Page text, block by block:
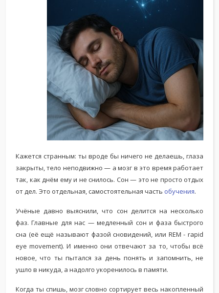
Кажется странным: ты вроде бы ничего не делаешь, глаза
закрыты, тело неподвижно — а мозг в это время работает
так, как днём ему и не снилось. Сон — это не просто отдых
от дел. Это отдельная, самостоятельная часть обучения.
Учёные давно выяснили, что сон делится на несколько
фаз. Главные для нас — медленный сон и фаза быстрого
сна (её ещё называют фазой сновидений, или REM - rapid
eye movement). И именно они отвечают за то, чтобы всё
новое, что ты пытался за день понять и запомнить, не
ушло в никуда, а надолго укоренилось в памяти.
Когда ты спишь, мозг словно сортирует весь накопленный